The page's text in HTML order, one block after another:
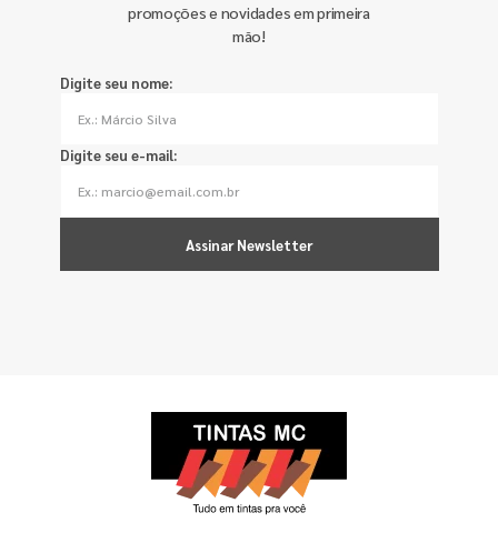
promoções e novidades em primeira
mão!
Digite seu nome:
Digite seu e-mail:
Assinar Newsletter